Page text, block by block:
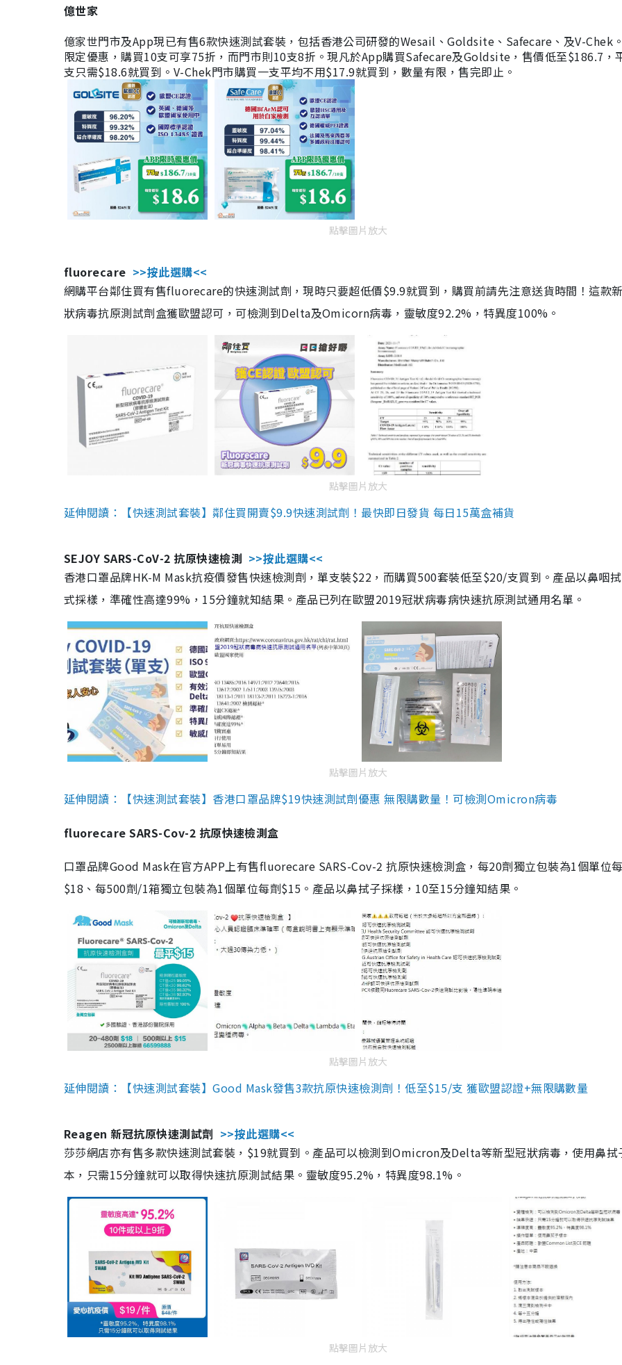
億世家
億家世門市及App現已有售6款快速測試套裝，包括香港公司研發的Wesail、Goldsite、Safecare、及V-Chek
限定優惠，購買10支可享75折，而門市則10支8折。現凡於App購買Safecare及Goldsite，售價低至$186.7，
支只需$18.6就買到。V-Chek門市購買一支平均不用$17.9就買到，數量有限，售完即止。
點擊圖片放大
fluorecare >>按此選購<<
網購平台鄰住買有售fluorecare的快速測試劑，現時只要超低價$9.9就買到，購買前請先注意送貨時間！這款
狀病毒抗原測試劑盒獲歐盟認可，可檢測到Delta及Omicorn病毒，靈敏度92.2%，特異度100%。
點擊圖片放大
延伸閱讀：【快速測試套裝】鄰住買開賣$9.9快速測試劑！最快即日發貨 每日15萬盒補貨
SEJOY SARS-CoV-2 抗原快速檢測 >>按此選購<<
香港口罩品牌HK-M Mask抗疫價發售快速檢測劑，單支裝$22，而購買500套裝低至$20/支買到。產品以鼻咽
式採樣，準確性高達99%，15分鐘就知結果。產品已列在歐盟2019冠狀病毒病快速抗原測試通用名單。
點擊圖片放大
延伸閱讀：【快速測試套裝】香港口罩品牌$19快速測試劑優惠 無限購數量！可檢測Omicron病毒
fluorecare SARS-Cov-2 抗原快速檢測盒
口罩品牌Good Mask在官方APP上有售fluorecare SARS-Cov-2 抗原快速檢測盒，每20劑獨立包裝為1個單位
$18、每500劑/1箱獨立包裝為1個單位每劑$15。產品以鼻拭子採樣，10至15分鐘知結果。
點擊圖片放大
延伸閱讀：【快速測試套裝】Good Mask發售3款抗原快速檢測劑！低至$15/支 獲歐盟認證+無限購數量
Reagen 新冠抗原快速測試劑 >>按此選購<<
莎莎網店亦有售多款快速測試套裝，$19就買到。產品可以檢測到Omicron及Delta等新型冠狀病毒，使用鼻拭
本，只需15分鐘就可以取得快速抗原測試結果。靈敏度95.2%，特異度98.1%。
點擊圖片放大